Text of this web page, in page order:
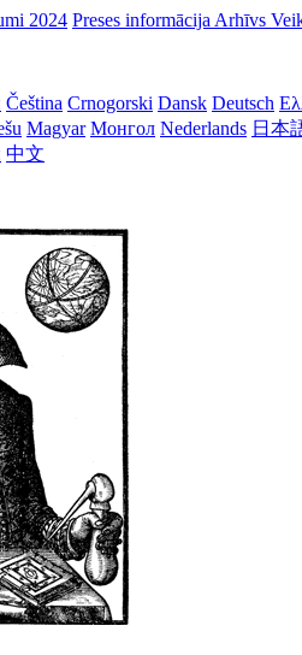
2024 Preses informācija Arhīvs
Čeština Crnogorski Dansk Deutsch
Magyar Монгол Nederlands 日本
中文